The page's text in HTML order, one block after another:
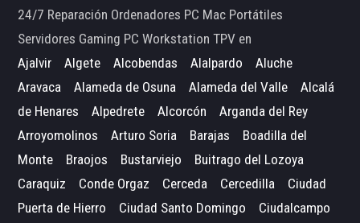
24/7 Reparación Ordenadores PC Mac Portátiles
Servidores Gaming PC Workstation TPV en
Ajalvir
Algete Alcobendas Alalpardo
Aluche
Aravaca
Alameda de Osuna Alameda del Valle
Alcalá
de Henares
Alpedrete Alcorcón
Arganda del Rey
Arroyomolinos
Arturo Soria Barajas
Boadilla del
Monte
Braojos Bustarviejo
Buitrago del Lozoya
Caraquiz
Conde Orgaz Cerceda Cercedilla
Ciudad
Puerta de Hierro
Ciudad Santo Domingo
Ciudalcampo